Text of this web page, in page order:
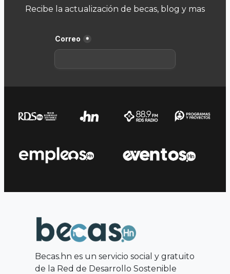
Recibe la actualización de becas, blog y mas
Becas.hn es un servicio social y gratuito
de la Red de Desarrollo Sostenible